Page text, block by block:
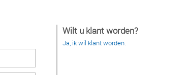
Wilt u klant worden?
Ja, ik wil klant worden.